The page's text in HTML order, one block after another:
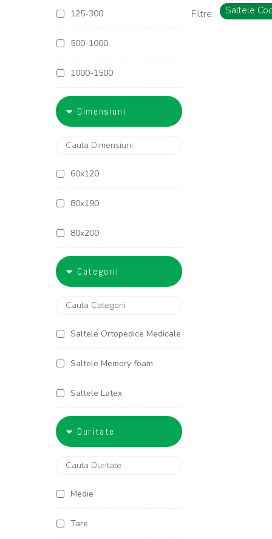
125-300
500-1000
1000-1500
2500-3000
3000-4000
4000-5000
Dimensiuni
60x120
80x190
80x200
100x200
120x190
120x200
125x200
140x190
140x200
Categorii
Saltele Ortopedice Medicale
Saltele Memory foam
Saltele Latex
Saltele Americane
Duritate
Medie
Tare
Filtre: Saltele